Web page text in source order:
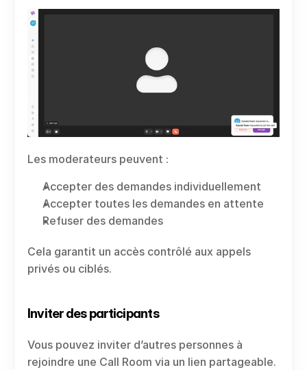
Les moderateurs peuvent :
Accepter des demandes individuellement
Accepter toutes les demandes en attente
Refuser des demandes
Cela garantit un accès contrôlé aux appels
privés ou ciblés.
Inviter des participants
Vous pouvez inviter d’autres personnes à
rejoindre une Call Room via un lien partageable.